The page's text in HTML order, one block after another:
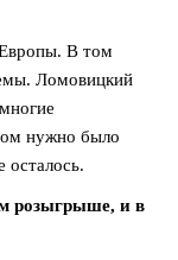
В том
Ломовицкий
нужно было
осталось.
розыгрыше, и в